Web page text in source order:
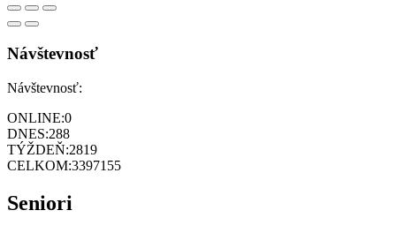
Návštevnosť
Návštevnosť:
ONLINE:0
DNES:288
TÝŽDEŇ:2819
CELKOM:3397155
Seniori